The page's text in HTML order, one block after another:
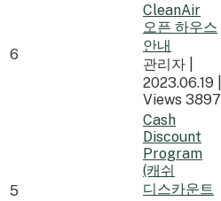
6
CleanAir
오픈 하우스
안내
관리자
2023.06.19
Views 3897
5
Cash
Discount
Program
(캐쉬
디스카운트